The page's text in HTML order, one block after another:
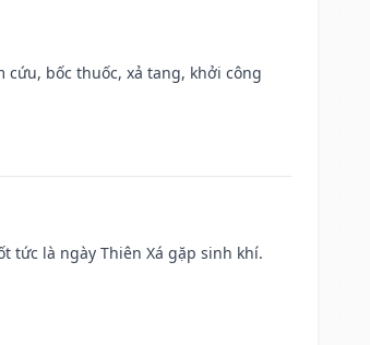
cứu, bốc thuốc, xả tang, khởi công
tức là ngày Thiên Xá gặp sinh khí.